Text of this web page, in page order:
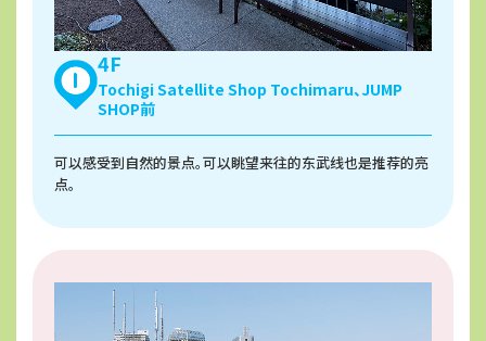
4F
Tochigi Satellite Shop Tochimaru、JUMP
SHOP前
可以感受到自然的景点。可以眺望来往的东武线也是推荐的亮
点。